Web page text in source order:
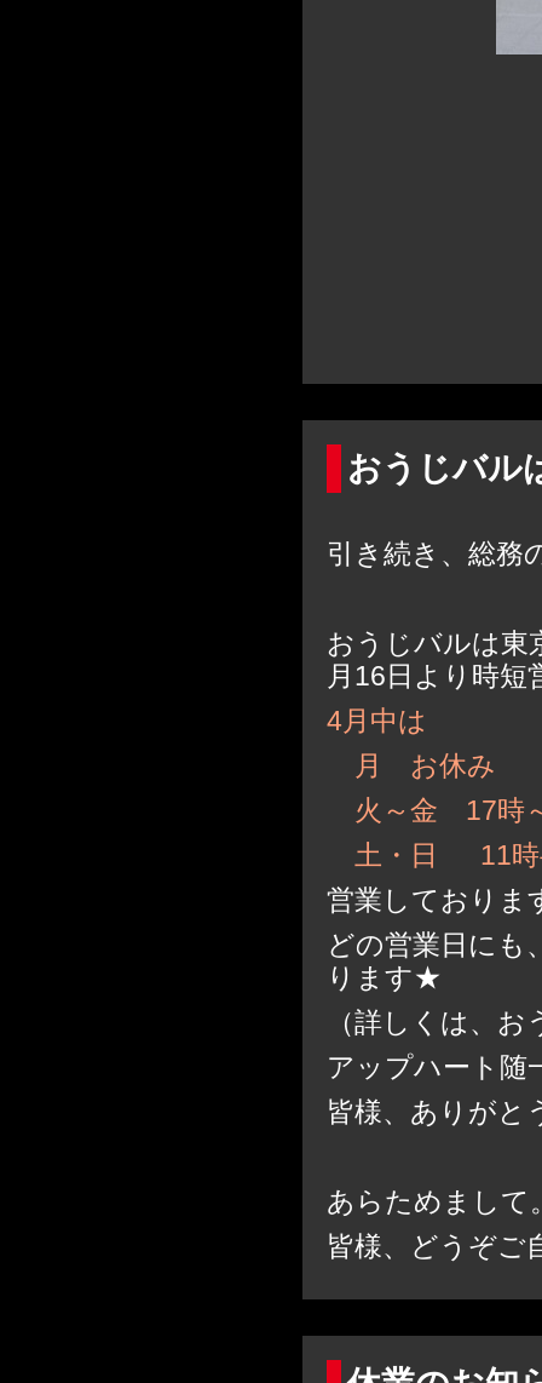
おうじバル
引き続き、総務
おうじバルは東
月16日より時短
4月中は
月 お休み
火～金 17時
土・日 11時
営業しておりま
どの営業日にも
ります★
（詳しくは、
アップハート随
皆様、ありがと
あらためまして
皆様、どうぞ